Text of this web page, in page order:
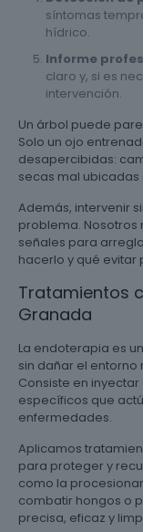
síntomas
hídrico.
Informe
claro y, si es
intervención.
Un árbol puede
Solo un ojo
desapercibidas:
secas mal ubicadas
Además, intervenir
problema. Nosotros
señales para
hacerlo y qué evitar
Tratamientos
Granada
La endoterapia es
sin dañar el
Consiste en
específicos que
enfermedades.
Aplicamos
para proteger y
como la
combatir hongos o
precisa, eficaz y